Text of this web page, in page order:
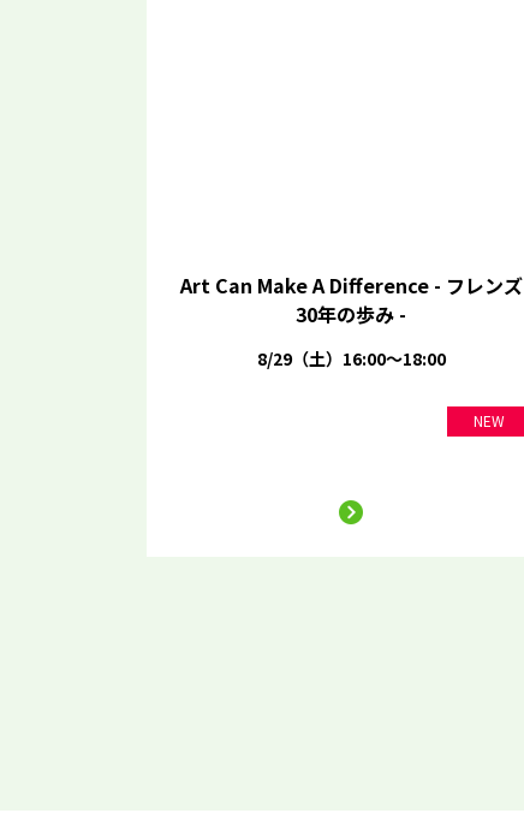
Art Can Make A Difference - フレンズ
30年の歩み -
8/29（土）16:00～18:00
NEW